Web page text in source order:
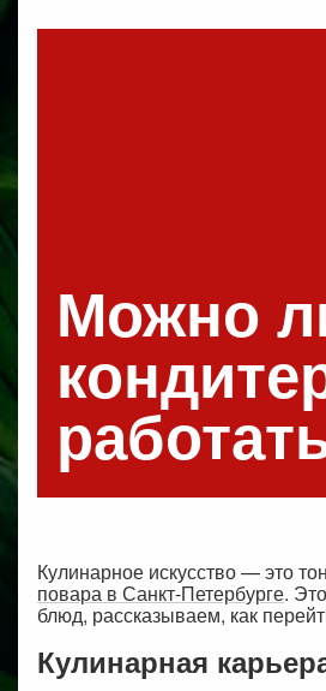
Можно
Кулинарное искусство — это
повара в Санкт-Петербурге.
блюд, рассказываем, как
Кулинарная